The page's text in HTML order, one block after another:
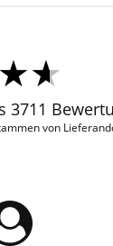
3711
von